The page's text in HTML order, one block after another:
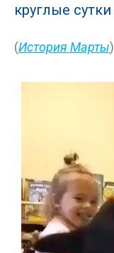
круглые сутки
(История Марты)